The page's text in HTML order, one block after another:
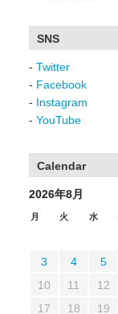
SNS
- Twitter
- Facebook
- Instagram
- YouTube
Calendar
2026年8月
月 火 水
3
4 5
10
11 12
17
18 19